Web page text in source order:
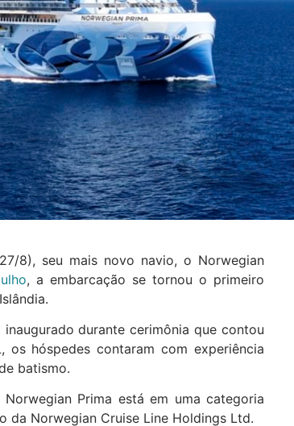
8), seu mais novo navio, o Norwegian
, a embarcação se tornou o primeiro
durante cerimônia que contou
hóspedes contaram com experiência
batismo.
Prima está em uma categoria
da Norwegian Cruise Line Holdings Ltd.